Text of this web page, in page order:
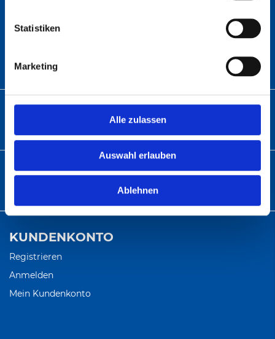
Statistiken
Marketing
Alle zulassen
Auswahl erlauben
Ablehnen
33729 Bielefeld
TELEFON
E-MAIL
KUNDENKONTO
Registrieren
Anmelden
Mein Kundenkonto